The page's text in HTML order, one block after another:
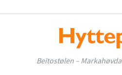
to
Beitostølen –